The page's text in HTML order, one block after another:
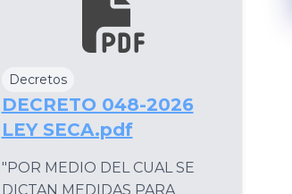
Decretos
DECRETO 048-2026
LEY SECA.pdf
"POR MEDIO DEL CUAL SE
DICTAN MEDIDAS PARA